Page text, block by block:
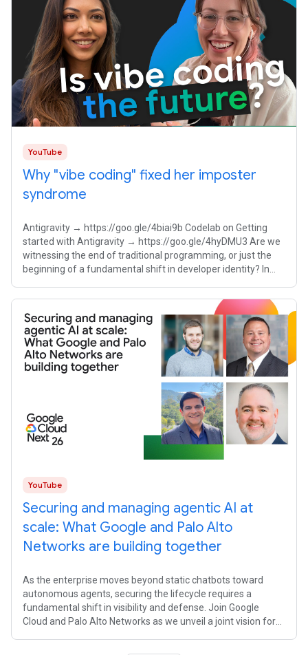
YouTube
Why "vibe coding" fixed her imposter
syndrome
Antigravity → https://goo.gle/4biai9b Codelab on Getting
started with Antigravity → https://goo.gle/4hyDMU3 Are we
witnessing the end of traditional programming, or just the
beginning of a fundamental shift in developer identity? In
YouTube
Securing and managing agentic AI at
scale: What Google and Palo Alto
Networks are building together
As the enterprise moves beyond static chatbots toward
autonomous agents, securing the lifecycle requires a
fundamental shift in visibility and defense. Join Google
Cloud and Palo Alto Networks as we unveil a joint vision for